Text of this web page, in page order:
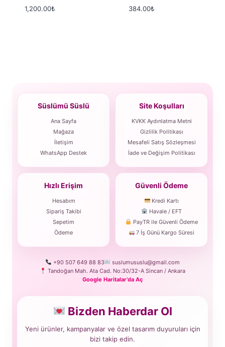
1,200.00₺
384.00₺
Süslümü Süslü
Ana Sayfa
Mağaza
İletişim
WhatsApp Destek
Site Koşulları
KVKK Aydınlatma Metni
Gizlilik Politikası
Mesafeli Satış Sözleşmesi
İade ve Değişim Politikası
Hızlı Erişim
Hesabım
Sipariş Takibi
Sepetim
Ödeme
Güvenli Ödeme
Kredi Kartı
Havale / EFT
PayTR ile Güvenli Ödeme
7 İş Günü Kargo Süresi
+90 507 649 88 83
suslumususlu@gmail.com
Tandoğan Mah. Ata Cad. No:30/32-A Sincan / Ankara
Google Haritalar’da Aç
Bizden Haberdar Ol
Yeni ürünler, kampanyalar ve özel tasarım duyuruları için
bizi takip edin.